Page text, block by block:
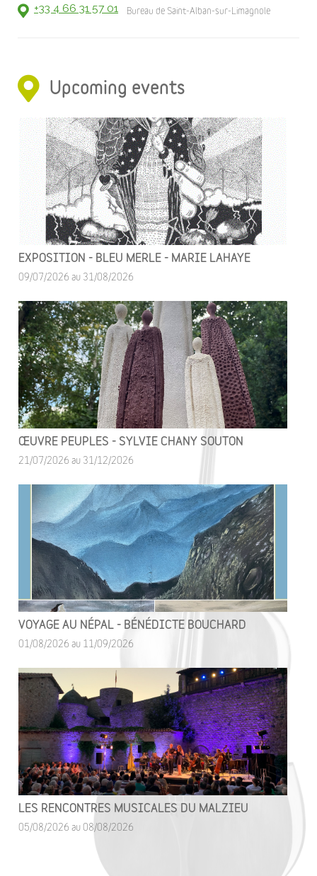
+33 4 66 31 57 01 Bureau de Saint-Alban-sur-Limagnole
Upcoming events
EXPOSITION - BLEU MERLE - MARIE LAHAYE
09/07/2026 au 31/08/2026
ŒUVRE PEUPLES - SYLVIE CHANY SOUTON
21/07/2026 au 31/12/2026
VOYAGE AU NÉPAL - BÉNÉDICTE BOUCHARD
01/08/2026 au 11/09/2026
LES RENCONTRES MUSICALES DU MALZIEU
05/08/2026 au 08/08/2026